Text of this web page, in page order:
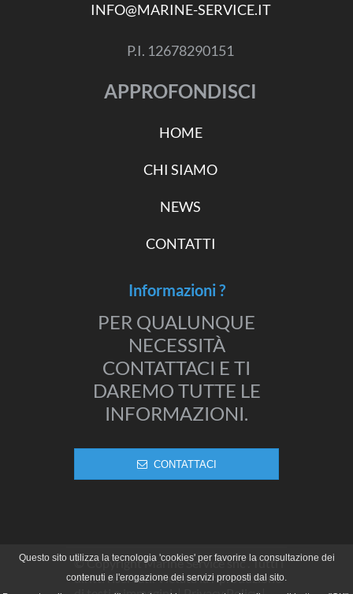
INFO@MARINE-SERVICE.IT
P.I. 12678290151
APPROFONDISCI
HOME
CHI SIAMO
NEWS
CONTATTI
Informazioni ?
PER QUALUNQUE
NECESSITÀ
CONTATTACI E TI
DAREMO TUTTE LE
INFORMAZIONI.
CONTATTACI
© Copyright Marine Service snc . Tutti i
diritti riservati. Vietata la riproduzione
Questo sito utilizza la tecnologia 'cookies' per favorire la consultazione dei
contenuti e l'erogazione dei servizi proposti dal sito.